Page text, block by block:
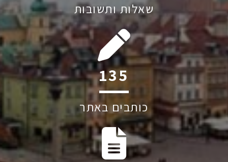
שאלות ותשובות
207
כותבים באתר